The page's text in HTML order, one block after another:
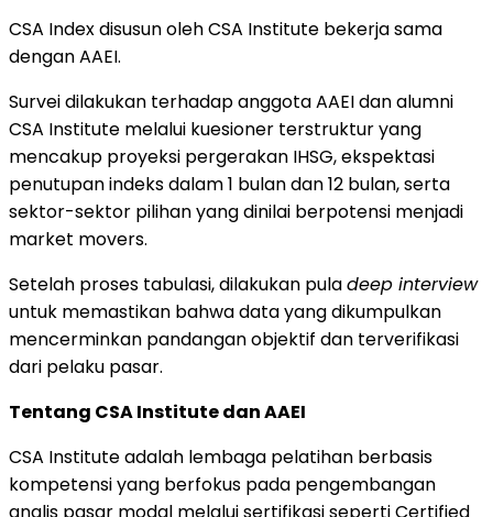
CSA IndexdisusunolehCSA Institute bekerjasama
denganAAEI.
Surveidilakukan terhadapanggotaAAEIdanalumni
CSA Institute melalui kuesioner terstrukturyang
mencakup proyeksi pergerakan IHSG,ekspektasi
penutupanindeksdalam1 bulandan12 bulan,serta
sektor-sektor pilihanyangdinilai berpotensi menjadi
market movers.
Setelah proses tabulasi,dilakukan puladeep interview
untuk memastikan bahwadatayangdikumpulkan
mencerminkan pandanganobjektif dan terverifikasi
dari pelaku pasar.
Tentang CSAInstitutedanAAEI
CSA Instituteadalah lembaga pelatihan berbasis
kompetensiyang berfokus pada pengembangan
analis pasar modal melaluisertifikasisepertiCertified